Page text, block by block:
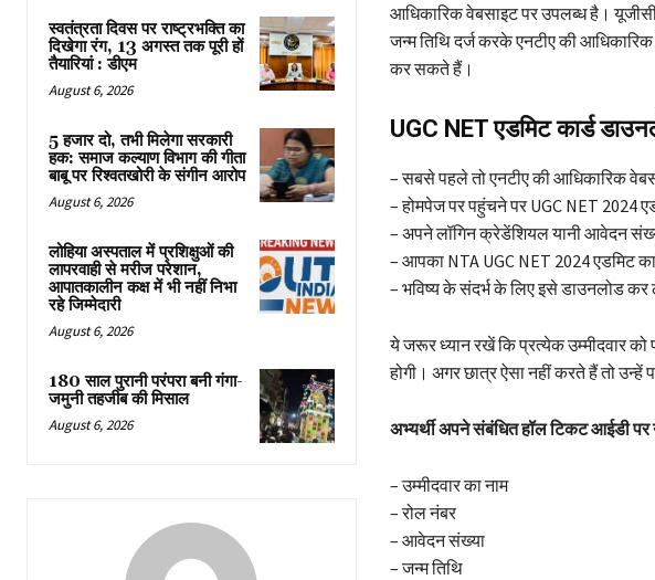
स्वतंत्रता दिवस पर राष्ट्रभक्ति का
दिखेगा रंग, 13 अगस्त तक पूरी हों
तैयारियां : डीएम
August 6, 2026
5 हजार दो, तभी मिलेगा सरकारी
हक: समाज कल्याण विभाग की गीता
बाबू पर रिश्वतखोरी के संगीन आरोप
August 6, 2026
लोहिया अस्पताल में प्रशिक्षुओं की
लापरवाही से मरीज परेशान,
आपातकालीन कक्ष में भी नहीं निभा
रहे जिम्मेदारी
August 6, 2026
180 साल पुरानी परंपरा बनी गंगा-
जमुनी तहजीब की मिसाल
August 6, 2026
आधिकारिक वेबसाइट पर उपलब्ध है।
जन्म तिथि दर्ज करके एनटीए की
कर सकते हैं।
UGC NET एडमिट कार्ड
– सबसे पहले तो एनटीए की आधिकारिक
– होमपेज पर पहुंचने पर UGC NET 2024
– अपने लॉगिन क्रेडेंशियल यानी आवेदन
– आपका NTA UGC NET 2024 एडमिट
– भविष्य के संदर्भ के लिए इसे डाउनलोड
ये जरूर ध्यान रखें कि प्रत्येक उम्मीदवार को
होगी। अगर छात्र ऐसा नहीं करते हैं तो उन्हें
अभ्यर्थी अपने संबंधित हॉल टिकट आईडी
– उम्मीदवार का नाम
– रोल नंबर
– आवेदन संख्या
– जन्म तिथि